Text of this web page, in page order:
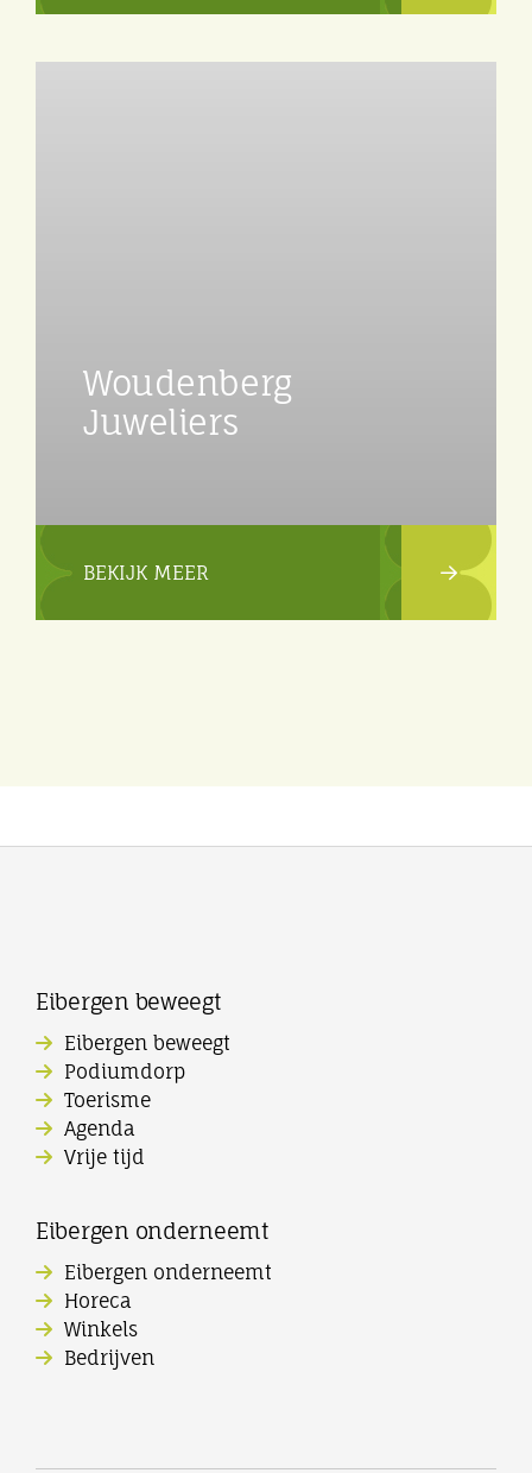
Woudenberg
Juweliers
BEKIJK MEER
Eibergen beweegt
Eibergen beweegt
Podiumdorp
Toerisme
Agenda
Vrije tijd
Eibergen onderneemt
Eibergen onderneemt
Horeca
Winkels
Bedrijven